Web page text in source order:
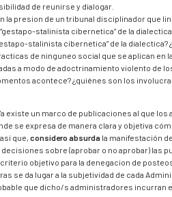
de reunirse y dialogar.
la presion de un tribunal disciplinador que
stalinista cibernetica” de la
stalinista cibernetica” de la dialectica?
de ninguneo social que se aplican en
a modo de adoctrinamiento violento de
acontece? ¿quiénes son los
existe un marco de publicaciones al que
se expresa de manera clara y objetiva
que, considero absurda la manifestación
decisiones sobre (aprobar o no aprobar) las
objetivo para la denegacion de
se da lugar a la subjetividad de cada
que dicho/s administradores incurran